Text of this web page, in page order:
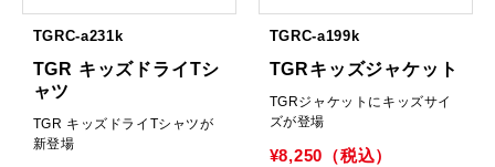
TGRC-a231k
TGR キッズドライTシ
ャツ
TGR キッズドライTシャツが
新登場
TGRC-a199k
TGRキッズジャケット
TGRジャケットにキッズサイ
ズが登場
¥8,250（税込）